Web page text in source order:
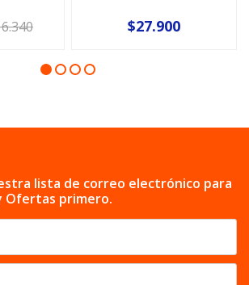
$27.900
lista de correo electrónico para
Ofertas primero.